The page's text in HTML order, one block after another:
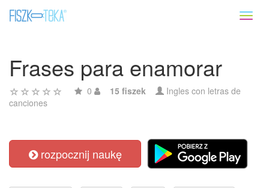
Frases para enamorar
0 15 fiszek
Ingles con letras de
canciones
rozpocznij naukę